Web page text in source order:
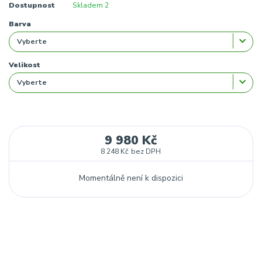
Dostupnost Skladem 2
Barva
Velikost
9 980 Kč
8 248 Kč bez DPH
Momentálně není k dispozici